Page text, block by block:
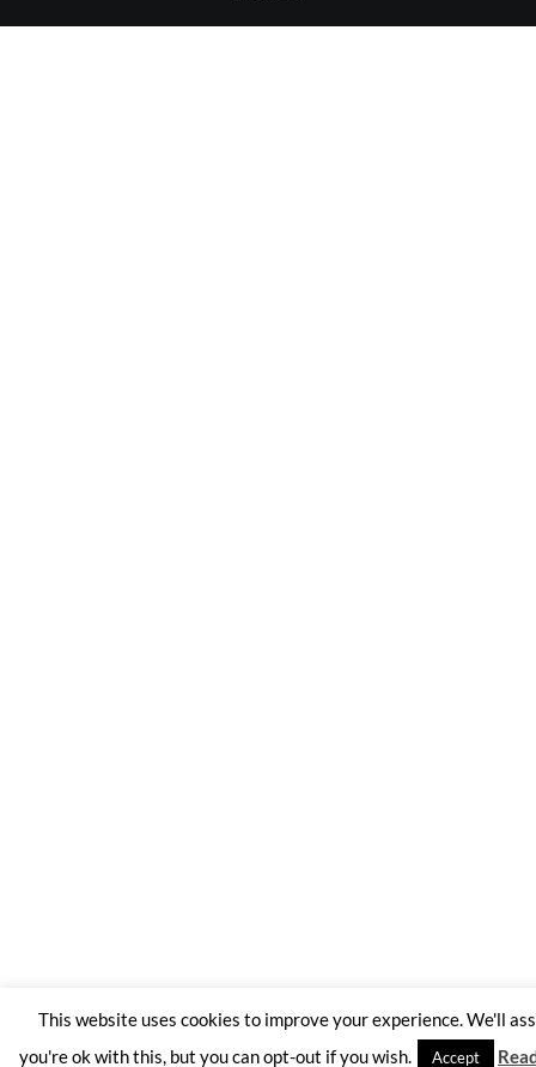
This website uses cookies to improve your experience. We'll
you're ok with this, but you can opt-out if you wish.
Accept